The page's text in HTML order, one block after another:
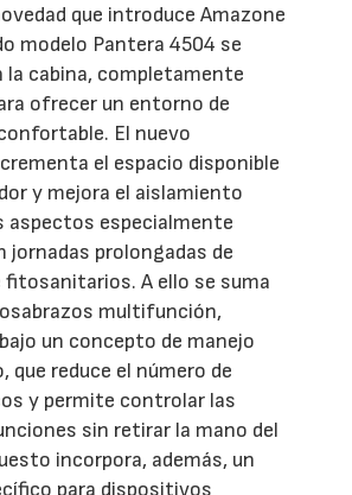
que introduce Amazone
modelo Pantera 4504 se
la cabina, completamente
ofrecer un entorno de
El nuevo
el espacio disponible
y mejora el aislamiento
aspectos especialmente
jornadas prolongadas de
fitosanitarios. A ello se suma
multifunción,
un concepto de manejo
que reduce el número de
y permite controlar las
sin retirar la mano del
incorpora, además, un
para dispositivos